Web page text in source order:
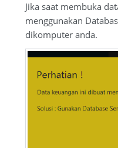
Jika saat membuka
menggunakan
dikomputer anda.